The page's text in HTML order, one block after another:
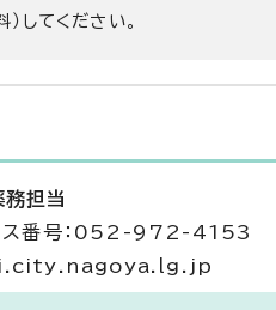
してください。
担当
番号：052-972-4153